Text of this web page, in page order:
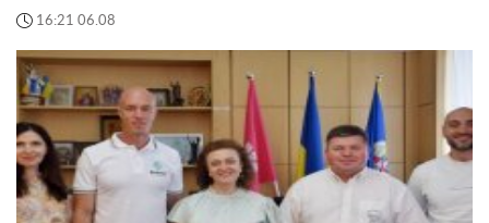
16:21 06.08